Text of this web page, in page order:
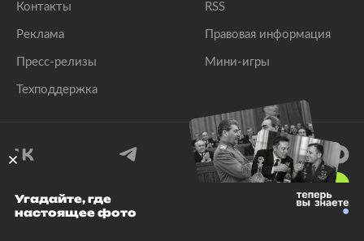
Контакты
Реклама
Пресс-релизы
Техподдержка
RSS
Правовая информация
Мини-игры
© 1999–2026 Все права защищены.
Угадайте, где
настоящее фото